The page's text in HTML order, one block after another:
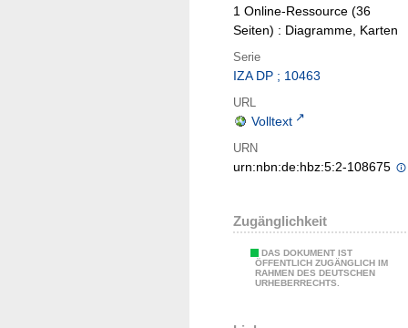
1 Online-Ressource (36
Seiten) : Diagramme, Karten
Serie
IZA DP ; 10463
URL
Volltext
URN
urn:nbn:de:hbz:5:2-108675
Zugänglichkeit
DAS DOKUMENT IST
ÖFFENTLICH ZUGÄNGLICH IM
RAHMEN DES DEUTSCHEN
URHEBERRECHTS.